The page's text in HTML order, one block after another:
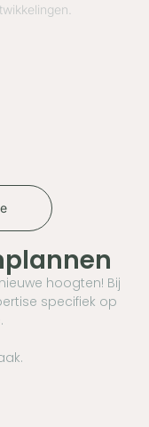
hoogten! Bij
specifiek op